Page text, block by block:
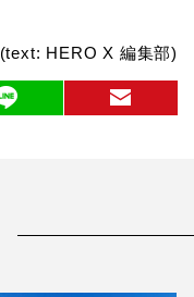
(text: HERO X 編集部)